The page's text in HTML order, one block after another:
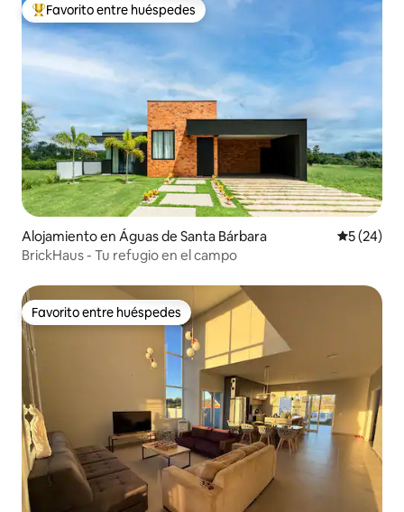
Favorito entre huéspedes preferido
Favorito entre huéspedes
Alojamiento en Águas de Santa Bárbara
5 (24)
BrickHaus - Tu refugio en el campo
Favorito entre huéspedes
Favorito entre huéspedes